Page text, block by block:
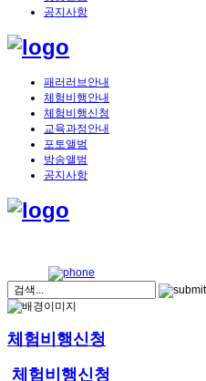
공지사항
패러러브안내
체험비행안내
체험비행신청
교육과정안내
포토앨범
방송앨범
공지사항
체험비행신청
체험비행신청